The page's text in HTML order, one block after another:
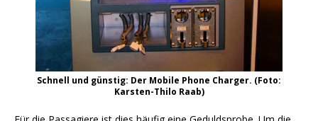
Schnell und günstig: Der Mobile Phone Charger. (Foto:
Karsten-Thilo Raab)